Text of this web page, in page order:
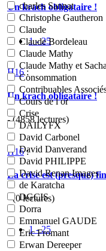
charles Sannat
Christophe Gautheron
Claude
Claude Bordeleau
Claude Mathy
Claude Mathy et
Consommation
Contribuables
Cours de l or
Crise
DAILYFX
David Carbonel
David Danverand
David PHILIPPE
David Renan Images
de Karatcha
DGCIS
Dorra
Emmanuel GAUDE
Eric Fromant
Erwan Dereeper
Un krach obligataire !
1 - 25
H16:
Un krach obligataire !
- (4858 lectures)
H16:
La crise est (presque)
- (0 lectures)
1 - 25